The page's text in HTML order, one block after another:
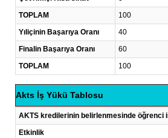
TOPLAM
100
Yıliçinin Başarıya Oranı
40
Finalin Başarıya Oranı
60
TOPLAM
100
Akts İş Yükü Tablosu
AKTS kredilerinin belirlenmesinde öğrenci
Etkinlik